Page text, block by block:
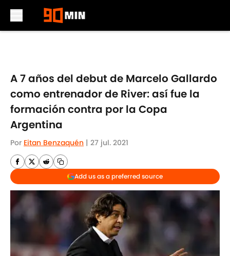
A 7 años del debut de Marcelo Gallardo
como entrenador de River: así fue la
formación contra por la Copa
Argentina
Por Eitan Benzaquén | 27 jul. 2021
Add us as a preferred source